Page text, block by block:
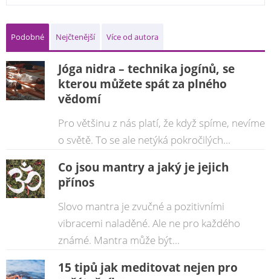
Podobné Nejčtenější Více od autora
Jóga nidra – technika jogínů, se
kterou můžete spát za plného
vědomí
Pro většinu z nás platí, že když spíme, nevíme
o světě. To se ale netýká pokročilých...
Co jsou mantry a jaký je jejich
přínos
Slovo mantra je zvučné a pozitivními
vibracemi naladěné. Ale ne pro každého
známé. Mantra může být...
15 tipů jak meditovat nejen pro